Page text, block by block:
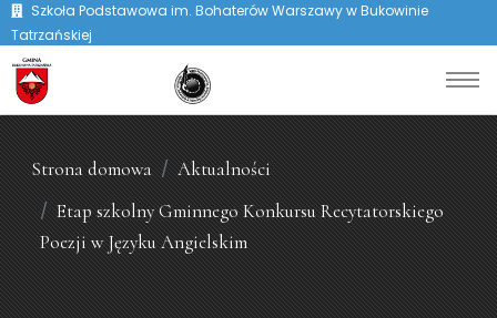
Szkoła Podstawowa im. Bohaterów Warszawy w Bukowinie
Tatrzańskiej
Strona domowa
Aktualności
Etap szkolny Gminnego Konkursu Recytatorskiego
Poezji w Języku Angielskim